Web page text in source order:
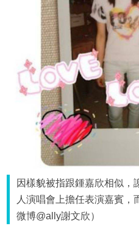
因樣貌被指跟鍾嘉欣相似，
人演唱會上擔任表演嘉賓，
微博@ally謝文欣）